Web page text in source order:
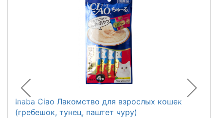
Inaba Ciao Лакомство для взрослых кошек
(гребешок, тунец, паштет чуру)